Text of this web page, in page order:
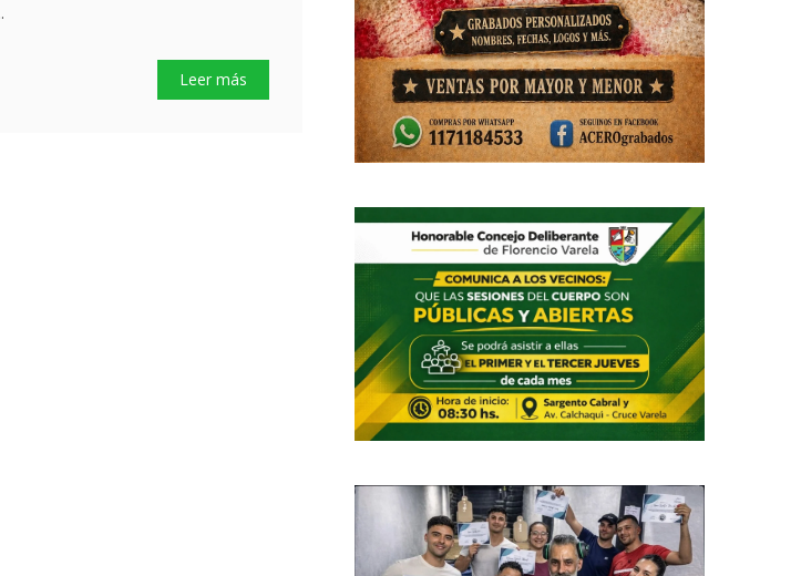
Leer más